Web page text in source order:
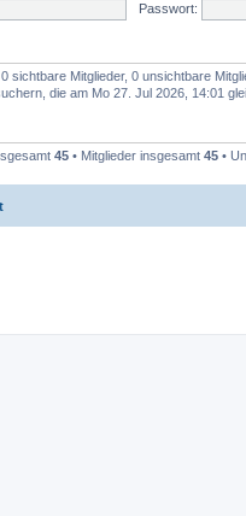
Passwort:
sichtbare Mitglieder, 0 unsichtbare
die am Mo 27. Jul 2026, 14:01
45 • Mitglieder insgesamt 45 •